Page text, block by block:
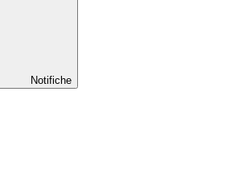
Notifiche